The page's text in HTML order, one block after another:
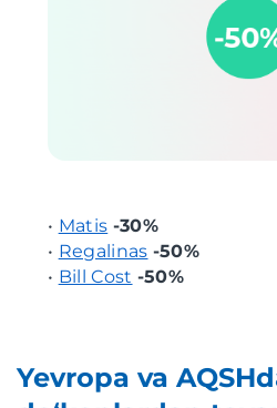
• Matis -30%
• Regalinas -50%
• Bill Cost -50%
Yevropa va